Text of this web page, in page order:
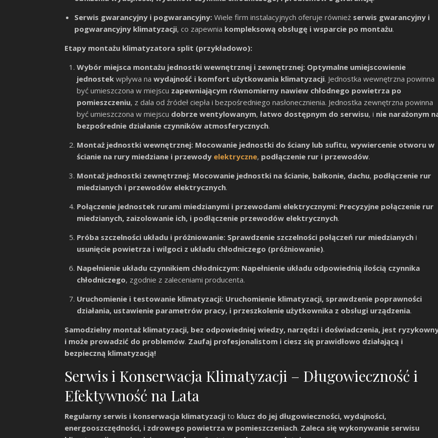
Serwis gwarancyjny i pogwarancyjny: Wiele firm instalacyjnych oferuje również serwis gwarancyjny i
pogwarancyjny klimatyzacji, co zapewnia kompleksową obsługę i wsparcie po montażu.
Etapy montażu klimatyzatora split (przykładowo):
Wybór miejsca montażu jednostki wewnętrznej i zewnętrznej: Optymalne umiejscowienie
jednostek wpływa na wydajność i komfort użytkowania klimatyzacji. Jednostka wewnętrzna powinna
być umieszczona w miejscu zapewniającym równomierny nawiew chłodnego powietrza po
pomieszczeniu, z dala od źródeł ciepła i bezpośredniego nasłonecznienia. Jednostka zewnętrzna powinna
być umieszczona w miejscu dobrze wentylowanym, łatwo dostępnym do serwisu, i nie narażonym
bezpośrednie działanie czynników atmosferycznych.
Montaż jednostki wewnętrznej: Mocowanie jednostki do ściany lub sufitu, wywiercenie otworu w
ścianie na rury miedziane i przewody elektryczne, podłączenie rur i przewodów.
Montaż jednostki zewnętrznej: Mocowanie jednostki na ścianie, balkonie, dachu, podłączenie rur
miedzianych i przewodów elektrycznych.
Połączenie jednostek rurami miedzianymi i przewodami elektrycznymi: Precyzyjne połączenie rur
miedzianych, zaizolowanie ich, i podłączenie przewodów elektrycznych.
Próba szczelności układu i próżniowanie: Sprawdzenie szczelności połączeń rur miedzianych i
usunięcie powietrza i wilgoci z układu chłodniczego (próżniowanie).
Napełnienie układu czynnikiem chłodniczym: Napełnienie układu odpowiednią ilością czynnika
chłodniczego, zgodnie z zaleceniami producenta.
Uruchomienie i testowanie klimatyzacji: Uruchomienie klimatyzacji, sprawdzenie poprawności
działania, ustawienie parametrów pracy, i przeszkolenie użytkownika z obsługi urządzenia.
Samodzielny montaż klimatyzacji, bez odpowiedniej wiedzy, narzędzi i doświadczenia, jest
i może prowadzić do problemów. Zaufaj profesjonalistom i ciesz się prawidłowo działającą i
bezpieczną klimatyzacją!
Serwis i Konserwacja Klimatyzacji – Długowieczność i
Efektywność na Lata
Regularny serwis i konserwacja klimatyzacji to klucz do jej długowieczności, wydajności,
energooszczędności, i zdrowego powietrza w pomieszczeniach. Zaleca się wykonywanie serwisu